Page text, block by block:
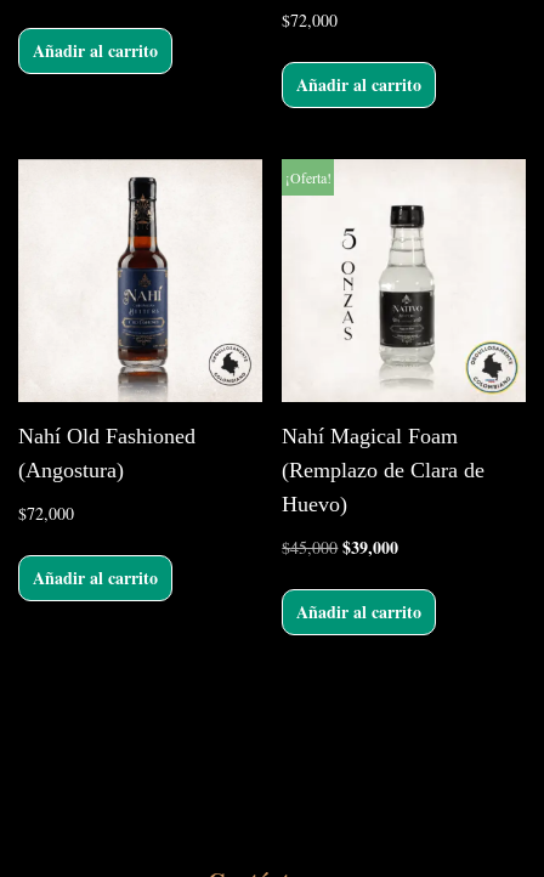
Añadir al carrito
$72,000
Añadir al carrito
Nahí Old Fashioned
(Angostura)
$72,000
Añadir al carrito
¡Oferta!
Nahí Magical Foam
(Remplazo de Clara de
Huevo)
$45,000 $39,000
Añadir al carrito